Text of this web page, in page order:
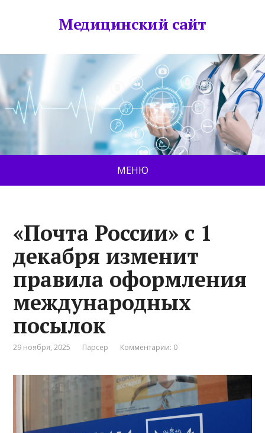
Медицинский сайт
МЕНЮ
«Почта России» с 1
декабря изменит
правила оформления
международных
посылок
29 ноября, 2025 Парсер Комментарии: 0